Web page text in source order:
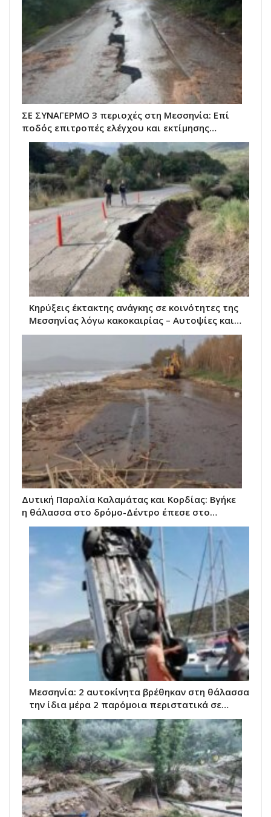
ΣΕ ΣΥΝΑΓΕΡΜΟ 3 περιοχές στη Μεσσηνία: Επί
ποδός επιτροπές ελέγχου και εκτίμησης…
Κηρύξεις έκτακτης ανάγκης σε κοινότητες της
Μεσσηνίας λόγω κακοκαιρίας – Αυτοψίες και…
Δυτική Παραλία Καλαμάτας και Κορδίας: Βγήκε
η θάλασσα στο δρόμο-Δέντρο έπεσε στο…
Μεσσηνία: 2 αυτοκίνητα βρέθηκαν στη θάλασσα
την ίδια μέρα 2 παρόμοια περιστατικά σε…